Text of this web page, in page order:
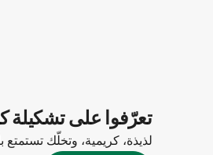
تعرّفوا على تشكيلة
لذيذة، كريمية، وتخلّك